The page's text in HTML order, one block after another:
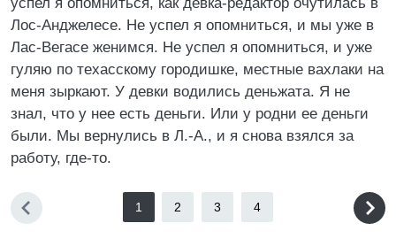
Лос-Анджелесе. Не успел я опомниться, и мы уже в
Лас-Вегасе женимся. Не успел я опомниться, и уже
гуляю по техасскому городишке, местные вахлаки на
меня зыркают. У девки водились деньжата. Я не
знал, что у нее есть деньги. Или у родни ее деньги
были. Мы вернулись в Л.-А., и я снова взялся за
работу, где-то.
1 2 3 4